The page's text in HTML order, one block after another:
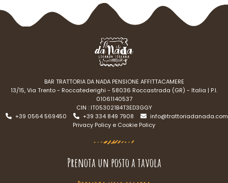
BAR TRATTORIA DA NADA PENSIONE AFFITTACAMERE
13/15, Via Trento - Roccatederighi - 58036 Roccastrada (GR) - Italia | P.I.
01061140537
CIN : IT053021B4T3ED3GGY
+39 0564 569450
+39 334 849 7908
info@trattoriadanada.com
Privacy Policy e Cookie Policy
Prenota un posto a tavola